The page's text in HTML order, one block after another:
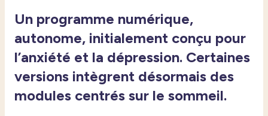
Un programme numérique,
autonome, initialement conçu pour
l’anxiété et la dépression. Certaines
versions intègrent désormais des
modules centrés sur le sommeil.